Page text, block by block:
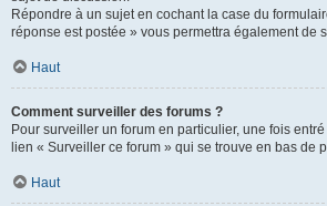
Répondre à un sujet en cochant la case du
réponse est postée » vous permettra également de
Haut
Comment surveiller des forums ?
Pour surveiller un forum en particulier, une fois
lien « Surveiller ce forum » qui se trouve en bas de
Haut